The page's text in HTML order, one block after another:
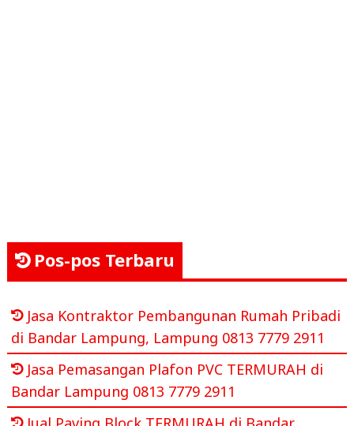
Pos-pos Terbaru
Jasa Kontraktor Pembangunan Rumah Pribadi
di Bandar Lampung, Lampung 0813 7779 2911
Jasa Pemasangan Plafon PVC TERMURAH di
Bandar Lampung 0813 7779 2911